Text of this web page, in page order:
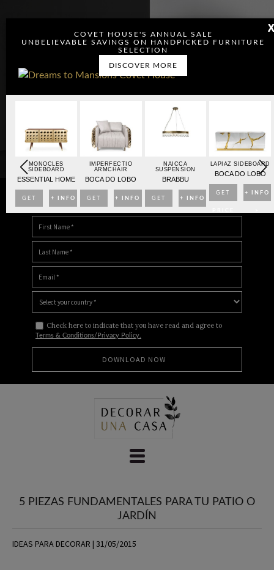
X
COVET HOUSE'S ANNUAL SALE
UNBELIEVABLE SAVINGS ON HANDPICKED FURNITURE
SELECTION
DISCOVER MORE
MONOCLES
SIDEBOARD
ESSENTIAL HOME
GET
PRICE
+ INFO
>
IMPERFECTIO
ARMCHAIR
BOCA DO LOBO
GET
PRICE
+ INFO
>
NAICCA
SUSPENSION
BRABBU
GET
PRICE
+ INFO
>
LAPIAZ SIDEBOARD
BOCA DO LOBO
GET + INFO
DOWNLOAD DREAMS TO MANSIONS
Check here to indicate that you have read and agree to
Terms & Conditions/Privacy Policy.
5 PIEZAS FUNDAMENTALES PARA TU PATIO O
JARDÍN
IDEAS PARA DECORAR | 31/05/2015